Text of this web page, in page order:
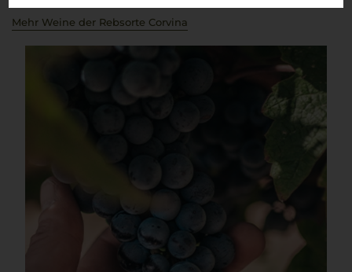
Mehr Weine der Rebsorte Corvina